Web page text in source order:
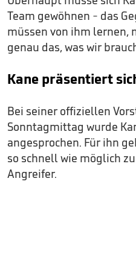
Team gewöhnen - das
müssen von ihm lernen,
genau das, was wir
Kane präsentiert
Bei seiner offiziellen
Sonntagmittag wurde
angesprochen. Für ihn
so schnell wie möglich
Angreifer.